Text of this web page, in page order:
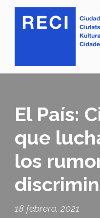
El País:
que
los
18 febrero, 2021